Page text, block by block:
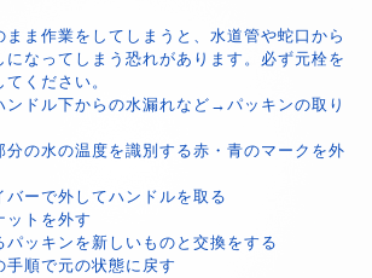
まま作業をしてしまうと、水道管や蛇口から
になってしまう恐れがあります。必ず元栓を
ください。
ンドル下からの水漏れなど→パッキンの取り
の水の温度を識別する赤・青のマークを外
ーで外してハンドルを取る
トを外す
ッキンを新しいものと交換をする
順で元の状態に戻す